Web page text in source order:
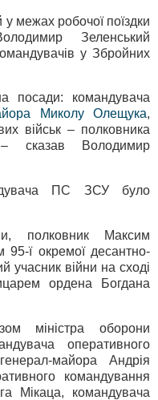
межах робочої поїздки
Зеленський
у Збройних
посади: командувача
Миколу Олещука,
військ – полковника
– сказав Володимир
ПС ЗСУ було
полковник Максим
ї окремої десантно-
учасник війни на сході
ордена Богдана
міністра оборони
оперативного
майора Андрія
командування
Мікаца, командувача